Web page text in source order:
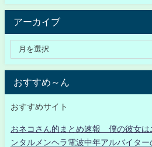
アーカイブ
おすすめ～ん
おすすめサイト
おネコさん的まとめ速報 僕の彼女は
ンタルメンヘラ電波中年アルバイタ